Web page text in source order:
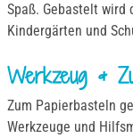
Spaß. Gebastelt wird
Kindergärten und
Werkzeug &
Zum Papierbasteln
Werkzeuge und